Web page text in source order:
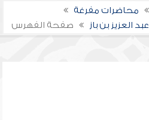
محاضرات مفرغة
عبد العزيز بن باز صفحة الفهرس